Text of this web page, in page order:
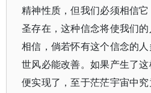
精神性质，但我们必须相信
圣存在，这种信念将使我们
相信，倘若怀有这个信念的人
世风必能改善。如果产生了
便实现了，至于茫茫宇宙中